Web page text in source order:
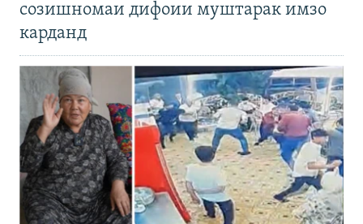
созишномаи дифоии муштарак имзо
карданд